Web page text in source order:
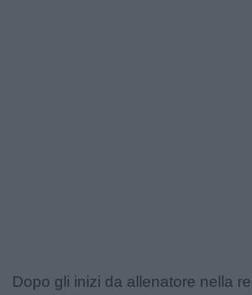
Dopo gli inizi da allenatore nella